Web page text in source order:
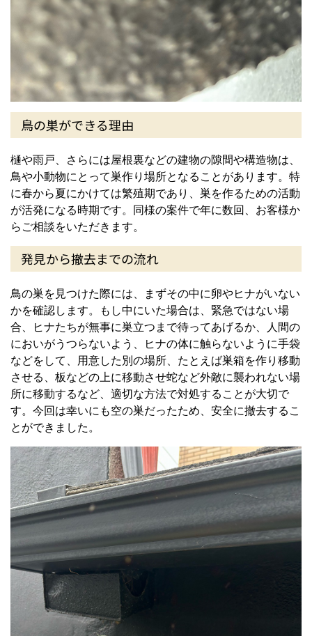
鳥の巣ができる理由
樋や雨戸、さらには屋根裏などの建物の隙間や構造物は、
鳥や小動物にとって巣作り場所となることがあります。特
に春から夏にかけては繁殖期であり、巣を作るための活動
が活発になる時期です。同様の案件で年に数回、お客様か
らご相談をいただきます。
発見から撤去までの流れ
鳥の巣を見つけた際には、まずその中に卵やヒナがいない
かを確認します。もし中にいた場合は、緊急ではない場
合、ヒナたちが無事に巣立つまで待ってあげるか、人間の
においがうつらないよう、ヒナの体に触らないように手袋
などをして、用意した別の場所、たとえば巣箱を作り移動
させる、板などの上に移動させ蛇など外敵に襲われない場
所に移動するなど、適切な方法で対処することが大切で
す。今回は幸いにも空の巣だったため、安全に撤去するこ
とができました。